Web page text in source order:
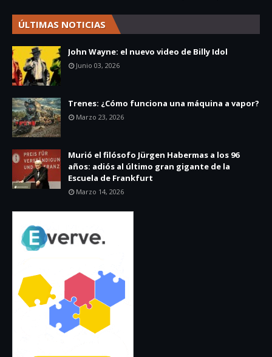
ÚLTIMAS NOTICIAS
John Wayne: el nuevo video de Billy Idol
Junio 03, 2026
Trenes: ¿Cómo funciona una máquina a vapor?
Marzo 23, 2026
Murió el filósofo Jürgen Habermas a los 96
años: adiós al último gran gigante de la
Escuela de Frankfurt
Marzo 14, 2026